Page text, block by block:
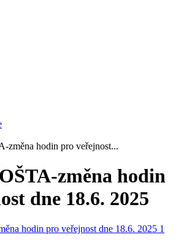
změna hodin pro veřejnost...
změna hodin
dne 18.6. 2025